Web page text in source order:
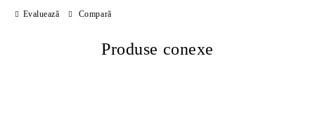
Evaluează Compară
Produse conexe